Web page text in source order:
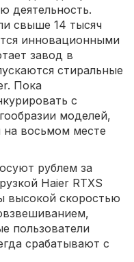
деятельность.
свыше 14 тысяч
инновационными
завод в
стиральные
Пока
с
моделей,
на восьмом месте
рублем за
Haier RTXS
высокой скоростью
пользователи
срабатывают с